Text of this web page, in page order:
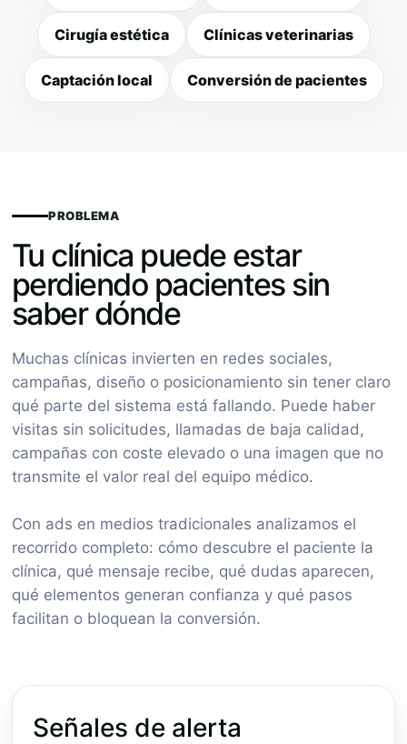
Cirugía estética Clínicas veterinarias
Captación local Conversión de pacientes
PROBLEMA
Tu clínica puede estar
perdiendo pacientes sin
saber dónde
Muchas clínicas invierten en redes sociales,
campañas, diseño o posicionamiento sin tener claro
qué parte del sistema está fallando. Puede haber
visitas sin solicitudes, llamadas de baja calidad,
campañas con coste elevado o una imagen que no
transmite el valor real del equipo médico.
Con ads en medios tradicionales analizamos el
recorrido completo: cómo descubre el paciente la
clínica, qué mensaje recibe, qué dudas aparecen,
qué elementos generan confianza y qué pasos
facilitan o bloquean la conversión.
Señales de alerta